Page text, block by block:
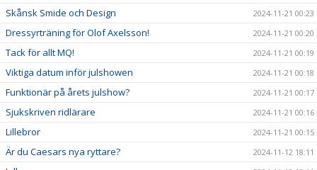
Skånsk Smide och Design 2024-11-21 00:23
Dressyrträning för Olof Axelsson! 2024-11-21 00:20
Tack för allt MQ! 2024-11-21 00:19
Viktiga datum inför julshowen 2024-11-21 00:18
Funktionär på årets julshow? 2024-11-21 00:17
Sjukskriven ridlärare 2024-11-21 00:16
Lillebror 2024-11-21 00:15
Är du Caesars nya ryttare? 2024-11-12 18:11